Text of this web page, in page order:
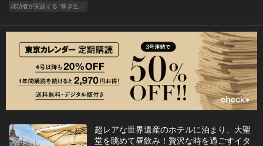
成功者が実践する “稼ぎ生活”
超レアな世界遺産のホテルに泊まり、大聖
堂を眺めて昼飲み！贅沢な時を過ごすイタ